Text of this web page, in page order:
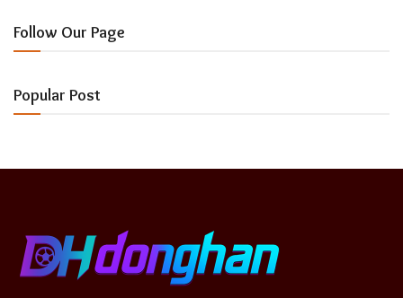
Follow Our Page
Popular Post